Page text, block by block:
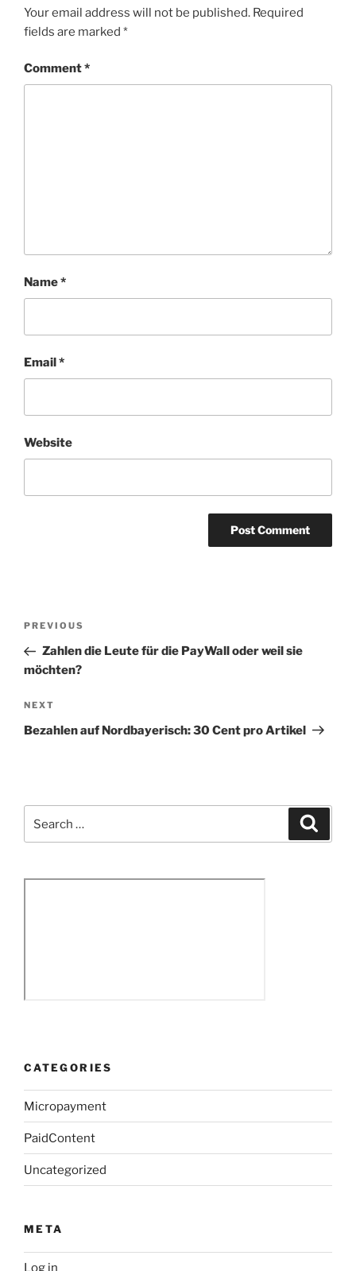
Your email address will not be published. Required
fields are marked *
Comment*
Name*
Email*
Website
Previous
Post
PREVIOUS
Zahlen die Leute für die PayWall oder weil sie
möchten?
Next
Post
NEXT
Bezahlen auf Nordbayerisch: 30 Cent pro Artikel
for:
CATEGORIES
Micropayment
PaidContent
Uncategorized
META
Log in